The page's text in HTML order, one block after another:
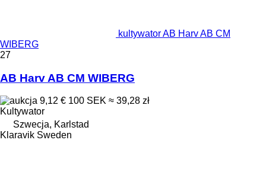
kultywator AB Harv AB CM
WIBERG
27
AB Harv AB CM WIBERG
9,12 € 100 SEK ≈ 39,28 zł
Kultywator
Szwecja, Karlstad
Klaravik Sweden